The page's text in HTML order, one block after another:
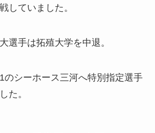
していました。
選手は拓殖大学を中退。
のシーホース三河へ特別指定選手
た。